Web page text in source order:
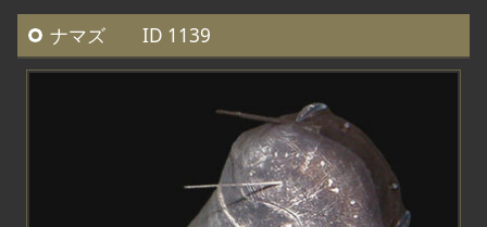
ナマズ ID 1139